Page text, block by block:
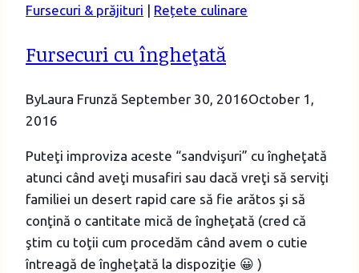
Fursecuri & prăjituri | Rețete culinare
Fursecuri cu îngheţată
ByLaura Frunză September 30, 2016October 1,
2016
Puteţi improviza aceste “sandvişuri” cu îngheţată
atunci când aveţi musafiri sau dacă vreţi să serviţi
familiei un desert rapid care să fie arătos şi să
conţină o cantitate mică de îngheţată (cred că
ştim cu toţii cum procedăm când avem o cutie
întreagă de îngheţată la dispoziţie 😀 )